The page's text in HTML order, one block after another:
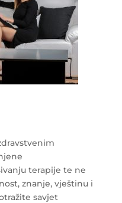
terapije te ne
znanje, vještinu i
savjet